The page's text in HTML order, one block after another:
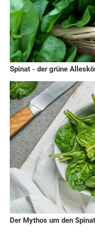
Spinat - der grüne
Der Mythos um den Spinat